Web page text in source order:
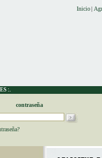
Inicio|
:.
contraseña